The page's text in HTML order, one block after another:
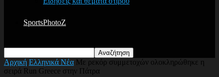
SportsPhotoZ
Αρχική Ελληνικά Νέα Με ρεκόρ συμμετοχών ολοκληρώθηκε η
σειρά Run Greece στην Πάτρα